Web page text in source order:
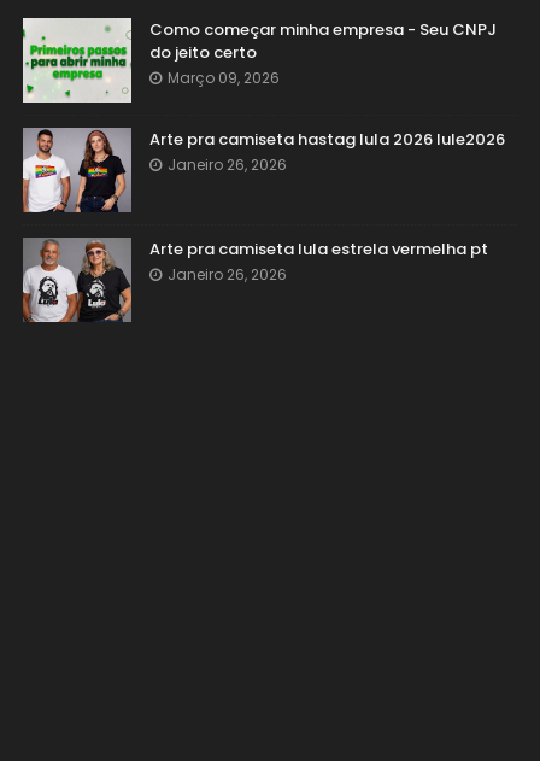
Como começar minha empresa - Seu CNPJ
do jeito certo
Março 09, 2026
Arte pra camiseta hastag lula 2026 lule2026
Janeiro 26, 2026
Arte pra camiseta lula estrela vermelha pt
Janeiro 26, 2026